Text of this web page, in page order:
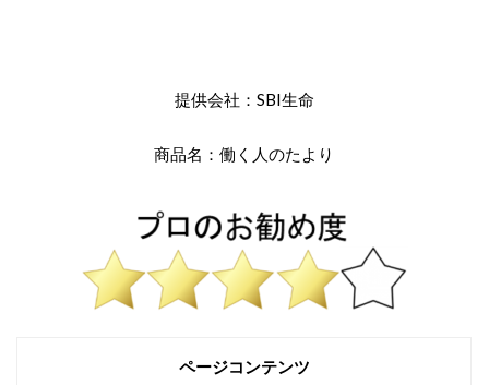
提供会社：SBI生命
商品名：働く人のたより
ページコンテンツ